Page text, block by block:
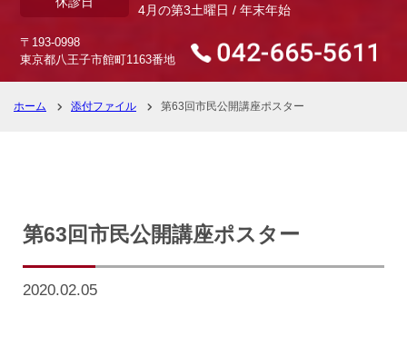
4月の第3土曜日 / 年末年始
〒193-0998
東京都八王子市館町1163番地
ホーム 添付ファイル 第63回市民公開講座ポスター
第63回市民公開講座ポスター
2020.02.05